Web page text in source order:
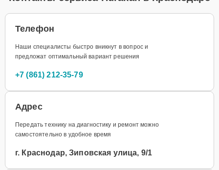
Телефон
Наши специалисты быстро вникнут в вопрос и
предложат оптимальный вариант решения
+7 (861) 212-35-79
Адрес
Передать технику на диагностику и ремонт можно
самостоятельно в удобное время
г. Краснодар, Зиповская улица, 9/1